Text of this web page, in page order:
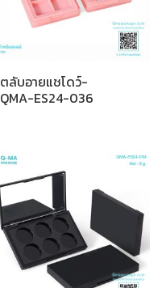
ตลับอายแชโดว์-
QMA-ES24-036